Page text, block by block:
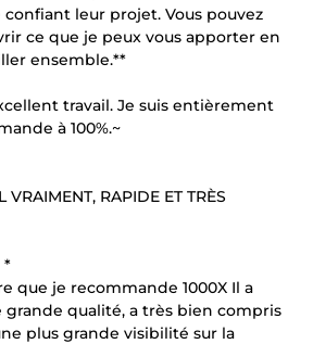
leur projet. Vous pouvez
ce que je peux vous apporter en
ensemble.**
travail. Je suis entièrement
à 100%.~
VRAIMENT, RAPIDE ET TRÈS
*
que je recommande 1000X Il a
qualité, a très bien compris
plus grande visibilité sur la